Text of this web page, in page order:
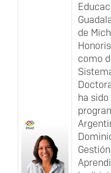
de
como
ha